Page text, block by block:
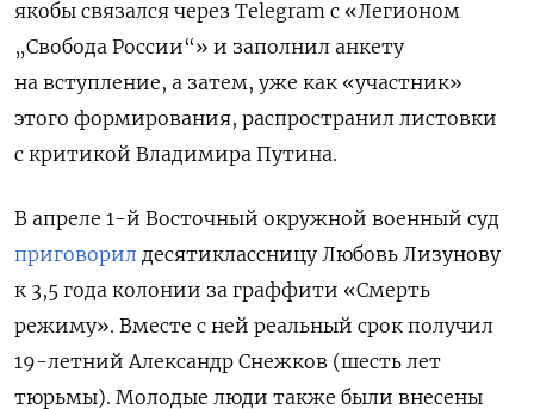
якобы связался через Telegram с «Легионом
„Свобода России“» и заполнил анкету
на вступление, а затем, уже как «участник»
этого формирования, распространил листовки
с критикой Владимира Путина.
В апреле 1-й Восточный окружной военный суд
приговорил десятиклассницу Любовь Лизунову
к 3,5 года колонии за граффити «Смерть
режиму». Вместе с ней реальный срок получил
19-летний Александр Снежков (шесть лет
тюрьмы). Молодые люди также были внесены